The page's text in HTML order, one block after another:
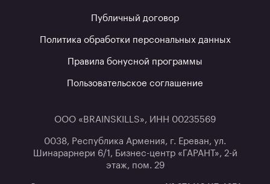
Публичный договор
Политика обработки персональных данных
Правила бонусной программы
Пользовательское соглашение
ООО «BRAINSKILLS», ИНН 00235569
0038, Республика Армения, г. Ереван, ул.
Шинарарнери 6/1, Бизнес-центр «ГАРАНТ», 2-й
этаж, пом. 29